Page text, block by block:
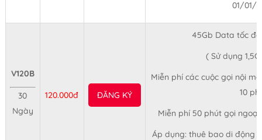
01/01/
V120B
30
Ngày
120.000đ ĐĂNG KÝ
45Gb Data tốc
( Sử dụng
Miễn phí các cuộc gọi nội
10
Miễn phí 50 phút gọi
Áp dụng: thuê bao di động